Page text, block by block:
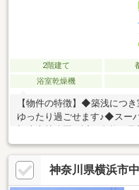
2階建て
浴室乾燥機
【物件の特徴】◆築浅につ
ゆったり過ごせます♪◆スー
根岸森林公園が近く自然の風
日のご案内、即日のご案内
見をご希望の際は、お早め
アフターサービス～私たち
す。～将来を考慮したご提
神奈川県横浜市